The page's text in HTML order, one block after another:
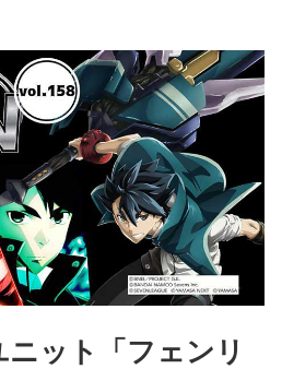
ット「フェンリ